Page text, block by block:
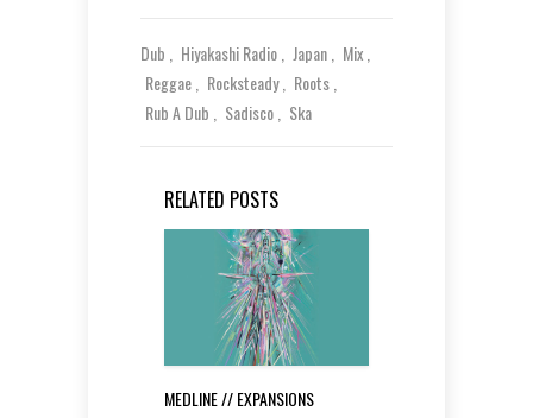
Dub Hiyakashi Radio Japan
Mix
Reggae
Rocksteady
Roots
Rub A Dub
Sadisco Ska
RELATED POSTS
MEDLINE // EXPANSIONS